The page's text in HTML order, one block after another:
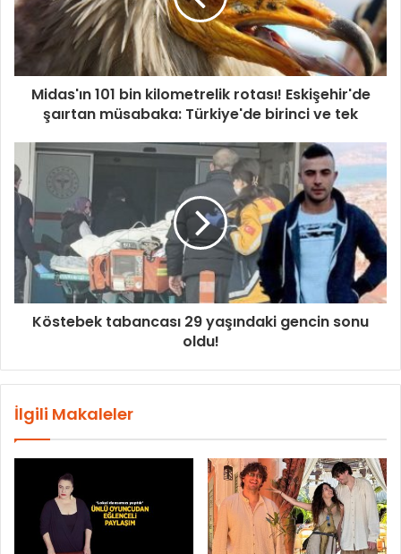
Midas'ın 101 bin kilometrelik rotası! Eskişehir'de
şaırtan müsabaka: Türkiye'de birinci ve tek
Köstebek tabancası 29 yaşındaki gencin sonu
oldu!
İlgili Makaleler